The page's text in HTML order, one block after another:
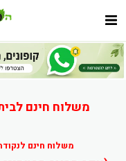
משלוח חינם לבית
משלוח חינם לנקודת